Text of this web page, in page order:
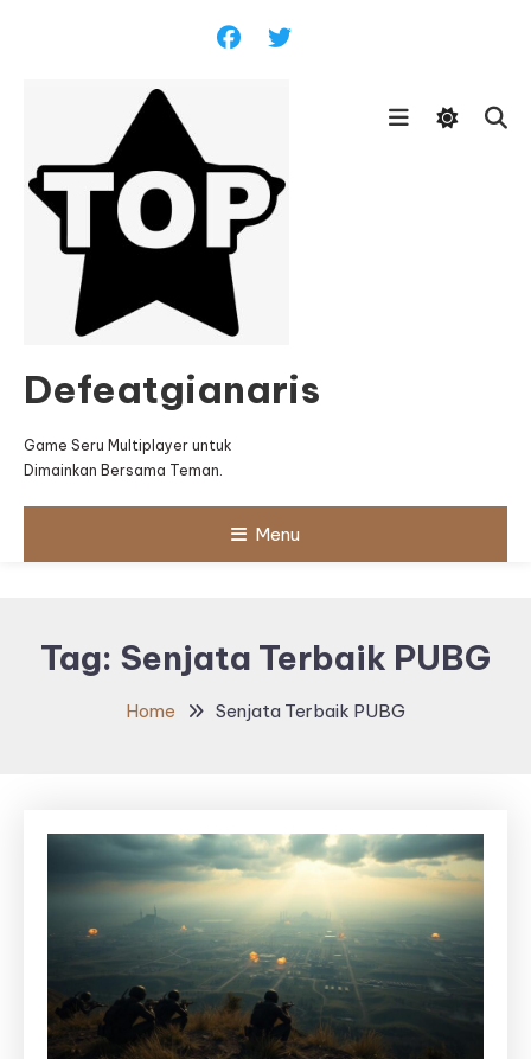
Defeatgianaris
Game Seru Multiplayer untuk
Dimainkan Bersama Teman.
Menu
Tag: Senjata Terbaik PUBG
Home Senjata Terbaik PUBG